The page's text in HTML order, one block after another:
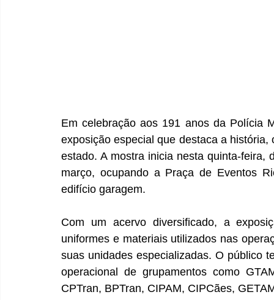
Em celebração aos 191 anos da Polícia
exposição especial que destaca a
estado. A mostra inicia nesta quinta-feira,
março, ocupando a Praça de Eventos
edifício garagem.
Com um acervo diversificado, a
uniformes e materiais utilizados nas
suas unidades especializadas. O público
operacional de grupamentos como
CPTran, BPTran, CIPAM, CIPCães,